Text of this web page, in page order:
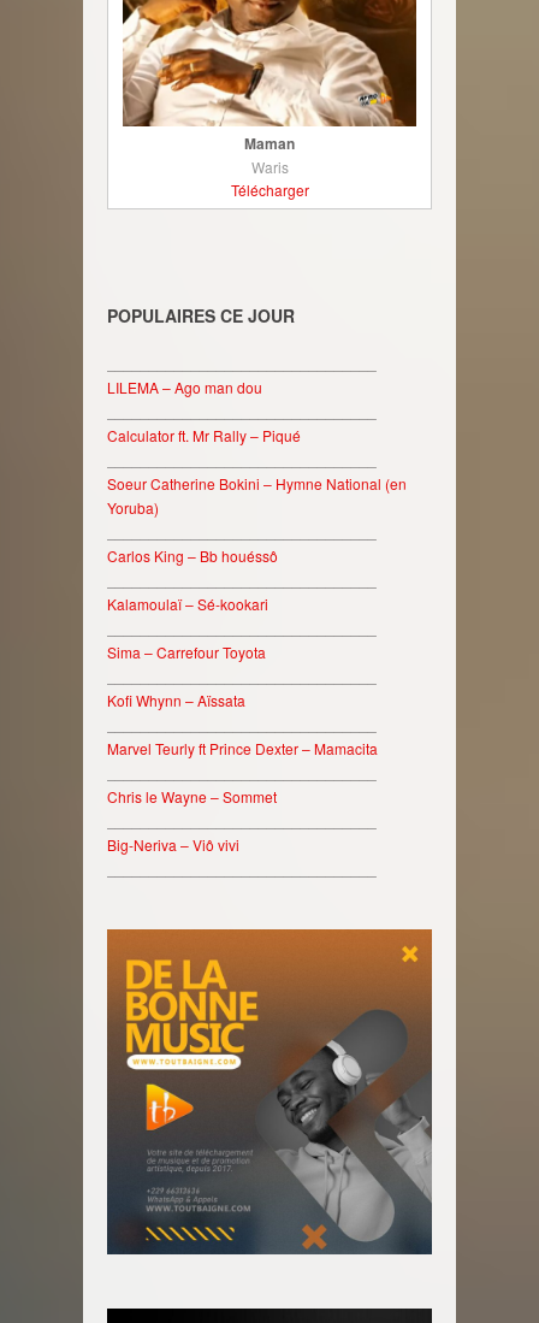
Maman
Waris
Télécharger
POPULAIRES CE JOUR
LILEMA – Ago man dou
Calculator ft. Mr Rally – Piqué
Soeur Catherine Bokini – Hymne National (en
Yoruba)
Carlos King – Bb houéssô
Kalamoulaï – Sé-kookari
Sima – Carrefour Toyota
Kofi Whynn – Aïssata
Marvel Teurly ft Prince Dexter – Mamacita
Chris le Wayne – Sommet
Big-Neriva – Viô vivi